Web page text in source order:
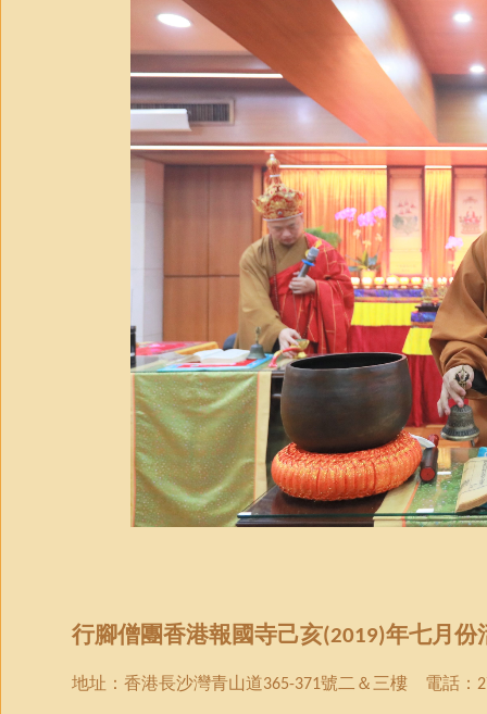
行腳僧團香港報國寺己亥(2019)年七月份
地址： 香港長沙灣青山道365-371號二＆三樓 電話：